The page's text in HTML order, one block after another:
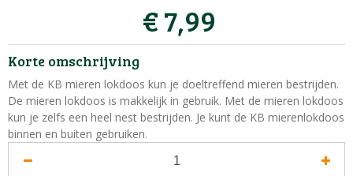
€7,99
Korte omschrijving
Met de KB mieren lokdoos kun je doeltreffend mieren bestrijden.
De mieren lokdoos is makkelijk in gebruik. Met de mieren lokdoos
kun je zelfs een heel nest bestrijden. Je kunt de KB mierenlokdoos
binnen en buiten gebruiken.